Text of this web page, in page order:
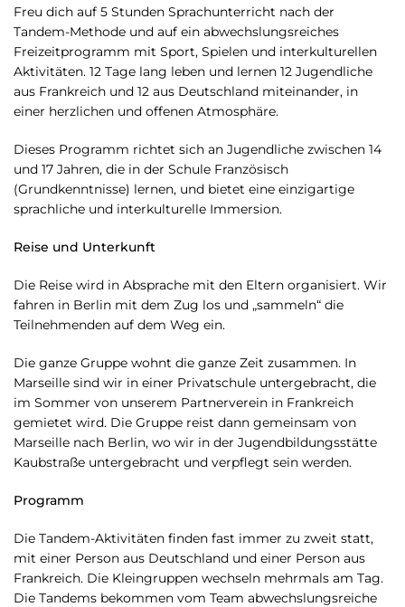
Freu dich auf 5 Stunden Sprachunterricht nach der
Tandem-Methode und auf ein abwechslungsreiches
Freizeitprogramm mit Sport, Spielen und interkulturellen
Aktivitäten. 12 Tage lang leben und lernen 12 Jugendliche
aus Frankreich und 12 aus Deutschland miteinander, in
einer herzlichen und offenen Atmosphäre.
Dieses Programm richtet sich an Jugendliche zwischen 14
und 17 Jahren, die in der Schule Französisch
(Grundkenntnisse) lernen, und bietet eine einzigartige
sprachliche und interkulturelle Immersion.
Reise und Unterkunft
Die Reise wird in Absprache mit den Eltern organisiert. Wir
fahren in Berlin mit dem Zug los und „sammeln“ die
Teilnehmenden auf dem Weg ein.
Die ganze Gruppe wohnt die ganze Zeit zusammen. In
Marseille sind wir in einer Privatschule untergebracht, die
im Sommer von unserem Partnerverein in Frankreich
gemietet wird. Die Gruppe reist dann gemeinsam von
Marseille nach Berlin, wo wir in der Jugendbildungsstätte
Kaubstraße untergebracht und verpflegt sein werden.
Programm
Die Tandem-Aktivitäten finden fast immer zu zweit statt,
mit einer Person aus Deutschland und einer Person aus
Frankreich. Die Kleingruppen wechseln mehrmals am Tag.
Die Tandems bekommen vom Team abwechslungsreiche